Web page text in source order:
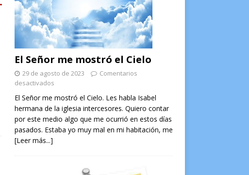
El Señor me mostró el Cielo
29 de agosto de 2023
Comentarios
desactivados
El Señor me mostró el Cielo. Les habla Isabel
hermana de la iglesia intercesores. Quiero contar
por este medio algo que me ocurrió en estos días
pasados. Estaba yo muy mal en mi habitación, me
[Leer más...]